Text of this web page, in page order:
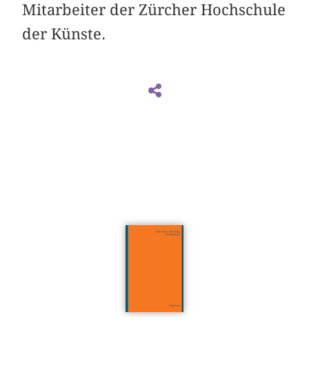
Mitarbeiter der Zürcher Hochschule
der Künste.